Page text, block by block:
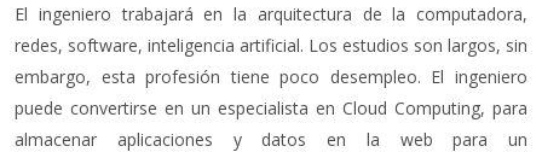
El ingeniero trabajará en la arquitectura de la computadora,
redes, software, inteligencia artificial. Los estudios son largos, sin
embargo, esta profesión tiene poco desempleo. El ingeniero
puede convertirse en un especialista en Cloud Computing, para
almacenar aplicaciones y datos en la web para un